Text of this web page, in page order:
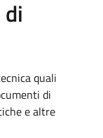
quali
di
e altre